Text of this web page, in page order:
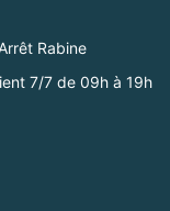
Rabine
7/7 de 09h à 19h